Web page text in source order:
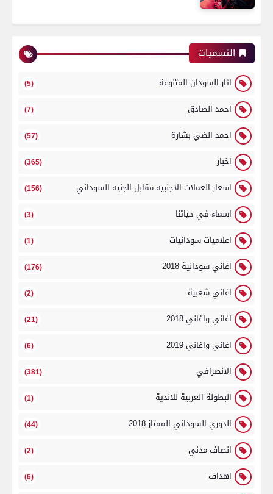
التسميات
اثار السودان المتنوعة (5)
احمد الصادق (7)
احمد الضي بشارة (57)
اخبار (365)
اسعار العملات الاجنبيه مقابل الجنيه السوداني (156)
اسماء في حياتنا (3)
اعلاميات سودانيات (1)
اغاني سودانية 2018 (176)
اغاني شعبية (2)
اغاني واغاني 2018 (21)
اغاني واغاني 2019 (6)
الانصرافي (381)
البطولة العربية للاندية (1)
الدوري السوداني الممتاز 2018 (44)
انصاف مدني (2)
اهداف (6)